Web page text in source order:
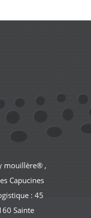
mouillère® ,
Capucines
: 45
Sainte